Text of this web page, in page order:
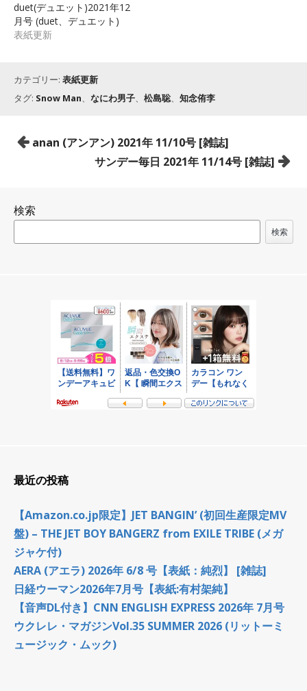
duet(デュエット)2021年12
月号 (duet、デュエット)
表紙更新
カテゴリー: 表紙更新
タグ: Snow Man、 なにわ男子、 松島聡、 知念侑李
投
ゲ
anan (アンアン) 2021年 11/10号 [雑誌]
サンデー毎日 2021年 11/14号 [雑誌]
検索
検索
最近の投稿
【Amazon.co.jp限定】JET BANGIN’ (初回生産限定MV
盤) – THE JET BOY BANGERZ from EXILE TRIBE (メガ
ジャケ付)
AERA (アエラ) 2026年 6/8 号【表紙：純烈】 [雑誌]
日経ウーマン2026年7月号【表紙:有村架純】
【音声DL付き】CNN ENGLISH EXPRESS 2026年 7月号
ウクレレ・マガジンVol.35 SUMMER 2026 (リットーミ
ュージック・ムック)